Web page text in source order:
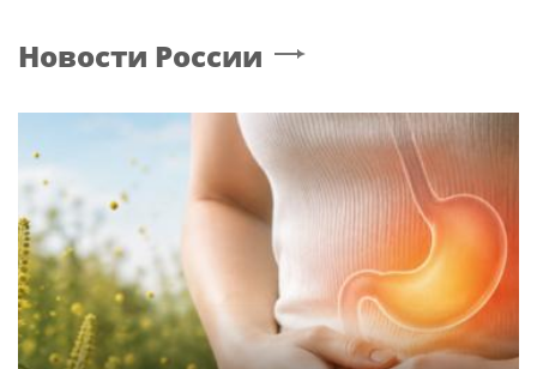
Новости России